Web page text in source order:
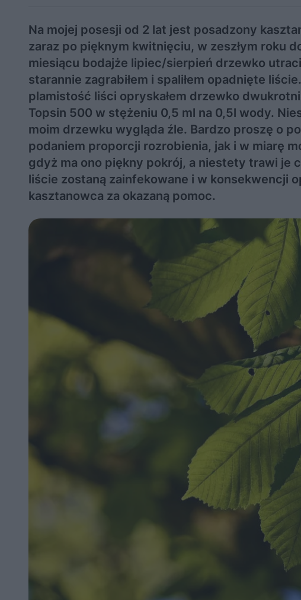
Na mojej posesji od 2 lat jest posadzony
zaraz po pięknym kwitnięciu, w zeszłym roku
miesiącu bodajże lipiec/sierpień drzewko
starannie zagrabiłem i spaliłem opadnięte
plamistość liści opryskałem drzewko
Topsin 500 w stężeniu 0,5 ml na 0,5l wody.
moim drzewku wygląda źle. Bardzo proszę o
podaniem proporcji rozrobienia, jak i w miarę
gdyż ma ono piękny pokrój, a niestety trawi je
liście zostaną zainfekowane i w konsekwencji
kasztanowca za okazaną pomoc.